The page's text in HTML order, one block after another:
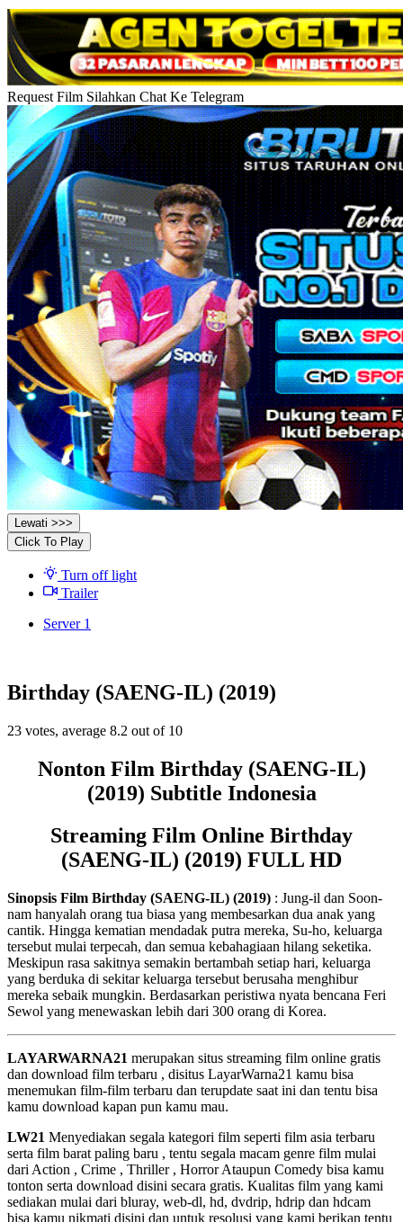
Request Film Silahkan Chat Ke Telegram
Lewati >>>
Click To Play
Turn off light
Trailer
Server 1
Birthday (SAENG-IL) (2019)
23 votes, average 8.2 out of 10
Nonton Film Birthday (SAENG-IL)
(2019) Subtitle Indonesia
Streaming Film Online Birthday
(SAENG-IL) (2019) FULL HD
Sinopsis Film Birthday (SAENG-IL) (2019) : Jung-il dan Soon-
nam hanyalah orang tua biasa yang membesarkan dua anak yang
cantik. Hingga kematian mendadak putra mereka, Su-ho, keluarga
tersebut mulai terpecah, dan semua kebahagiaan hilang seketika.
Meskipun rasa sakitnya semakin bertambah setiap hari, keluarga
yang berduka di sekitar keluarga tersebut berusaha menghibur
mereka sebaik mungkin. Berdasarkan peristiwa nyata bencana Feri
Sewol yang menewaskan lebih dari 300 orang di Korea.
LAYARWARNA21 merupakan situs streaming film online gratis
dan download film terbaru , disitus LayarWarna21 kamu bisa
menemukan film-film terbaru dan terupdate saat ini dan tentu bisa
kamu download kapan pun kamu mau.
LW21 Menyediakan segala kategori film seperti film asia terbaru
serta film barat paling baru , tentu segala macam genre film mulai
dari Action , Crime , Thriller , Horror Ataupun Comedy bisa kamu
tonton serta download disini secara gratis. Kualitas film yang kami
sediakan mulai dari bluray, web-dl, hd, dvdrip, hdrip dan hdcam
bisa kamu nikmati disini dan untuk resolusi yang kami berikan tentu